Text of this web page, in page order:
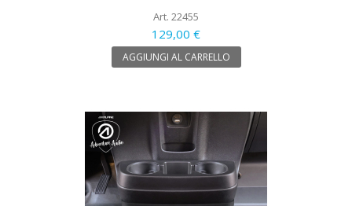
Art. 22455
129,00 €
AGGIUNGI AL CARRELLO